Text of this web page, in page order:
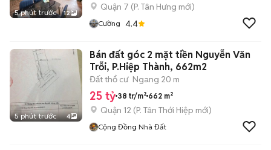
5 phút trước 12
Quận 7 (P. Tân Hưng mới)
Cường 4.4
5 phút trước 4
Bán đất góc 2 mặt tiền Nguyễn Văn
Trỗi, P.Hiệp Thành, 662m2
Đất thổ cư Ngang 20 m
25 tỷ 38 tr/m² 662 m²
Quận 12 (P. Tân Thới Hiệp mới)
Cộng Đồng Nhà Đất